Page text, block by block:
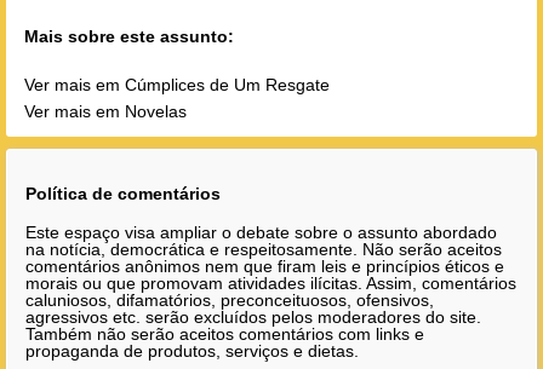
Mais sobre este assunto:
Ver mais em Cúmplices de Um Resgate
Ver mais em Novelas
Política de comentários
Este espaço visa ampliar o debate sobre o assunto abordado
na notícia, democrática e respeitosamente. Não serão aceitos
comentários anônimos nem que firam leis e princípios éticos e
morais ou que promovam atividades ilícitas. Assim, comentários
caluniosos, difamatórios, preconceituosos, ofensivos,
agressivos etc. serão excluídos pelos moderadores do site.
Também não serão aceitos comentários com links e
propaganda de produtos, serviços e dietas.